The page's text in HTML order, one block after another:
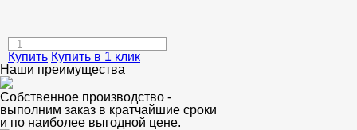
Купить Купить в 1 клик
Наши преимущества
Собственное производство -
выполним заказ в кратчайшие сроки
и по наиболее выгодной цене.